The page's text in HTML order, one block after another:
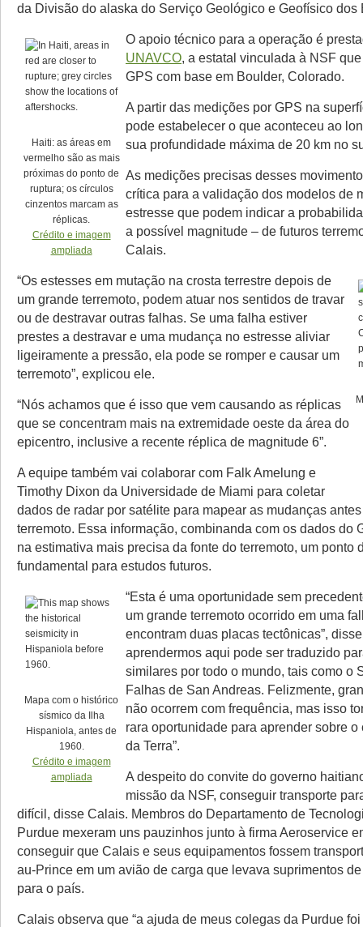
da Divisão do alaska do Serviço Geológico e Geofísico dos
Haiti: as áreas em
vermelho são as mais
próximas do ponto de
ruptura; os círculos
cinzentos marcam as
réplicas.
Crédito e imagem
ampliada
O apoio técnico para a operação é
UNAVCO, a estatal vinculada à NSF
GPS com base em Boulder, Colorado.
A partir das medições por GPS na
pode estabelecer o que aconteceu ao
sua profundidade máxima de 20 km no
As medições precisas desses
crítica para a validação dos modelos de
estresse que podem indicar a
a possível magnitude – de futuros
Calais.
“Os estesses em mutação na crosta terrestre depois de
um grande terremoto, podem atuar nos sentidos de travar
ou de destravar outras falhas. Se uma falha estiver
prestes a destravar e uma mudança no estresse aliviar
ligeiramente a pressão, ela pode se romper e causar um
terremoto”, explicou ele.
“Nós achamos que é isso que vem causando as réplicas
que se concentram mais na extremidade oeste da área do
epicentro, inclusive a recente réplica de magnitude 6”.
A equipe também vai colaborar com Falk Amelung e
Timothy Dixon da Universidade de Miami para coletar
dados de radar por satélite para mapear as mudanças
terremoto. Essa informação, combinanda com os dados do
na estimativa mais precisa da fonte do terremoto, um ponto
fundamental para estudos futuros.
Mapa com o histórico
sísmico da Ilha
Hispaniola, antes de
1960.
Crédito e imagem
ampliada
“Esta é uma oportunidade sem
um grande terremoto ocorrido em uma
encontram duas placas tectônicas”,
aprendermos aqui pode ser traduzido
similares por todo o mundo, tais como o
Falhas de San Andreas. Felizmente,
não ocorrem com frequência, mas isso
rara oportunidade para aprender sobre o
da Terra”.
A despeito do convite do governo
missão da NSF, conseguir transporte
difícil, disse Calais. Membros do Departamento de
Purdue mexeram uns pauzinhos junto à firma Aeroservice
conseguir que Calais e seus equipamentos fossem
au-Prince em um avião de carga que levava suprimentos
para o país.
Calais observa que “a ajuda de meus colegas da Purdue